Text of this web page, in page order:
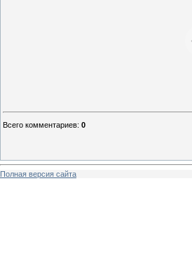
Всего комментариев: 0
Полная версия сайта